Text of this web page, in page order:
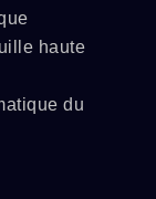
haute
du